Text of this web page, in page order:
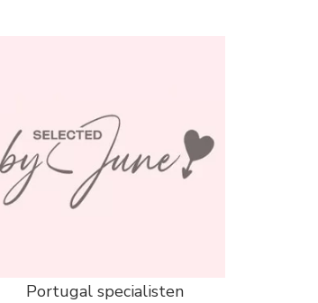
Portugal specialisten